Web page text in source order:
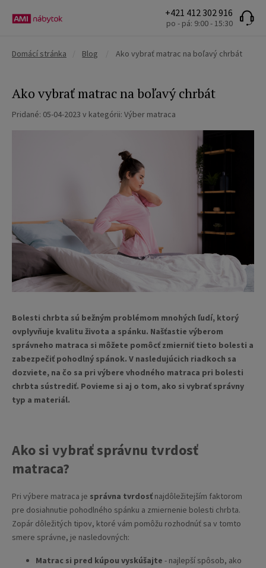
+421 412 302 916
po - pá: 9:00 - 15:30
Domácí stránka Blog Ako vybrať matrac na boľavý chrbát
Ako vybrať matrac na boľavý chrbát
Pridané: 05-04-2023 v kategórii: Výber matraca
Bolesti chrbta sú bežným problémom mnohých ľudí, ktorý
ovplyvňuje kvalitu života a spánku. Našťastie výberom
správneho matraca si môžete pomôcť zmierniť tieto bolesti a
zabezpečiť pohodlný spánok. V nasledujúcich riadkoch sa
dozviete, na čo sa pri výbere vhodného matraca pri bolesti
chrbta sústrediť. Povieme si aj o tom, ako si vybrať správny
typ a materiál.
Ako si vybrať správnu tvrdosť
matraca?
Pri výbere matraca je správna tvrdosť najdôležitejším faktorom
pre dosiahnutie pohodlného spánku a zmiernenie bolesti chrbta.
Zopár dôležitých tipov, ktoré vám pomôžu rozhodnúť sa v tomto
smere správne, je nasledovných:
Matrac si pred kúpou vyskúšajte - najlepší spôsob, ako